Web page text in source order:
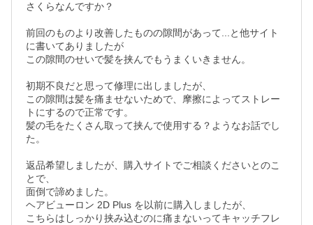
さくらなんですか？
前回のものより改善したものの隙間があって...と他サイト
に書いてありましたが
この隙間のせいで髪を挟んでもうまくいきません。
初期不良だと思って修理に出しましたが、
この隙間は髪を痛ませないためで、摩擦によってストレー
トにするので正常です。
髪の毛をたくさん取って挟んで使用する？ようなお話でし
た。
返品希望しましたが、購入サイトでご相談くださいとのこ
とで、
面倒で諦めました。
ヘアビューロン 2D Plus を以前に購入しましたが、
こちらはしっかり挟み込むのに痛まないってキャッチフレ